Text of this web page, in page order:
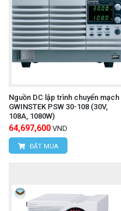
Nguồn DC lập trình chuyển mạch
GWINSTEK PSW 30-108 (30V,
108A, 1080W)
64,697,600 VND
ĐẶT MUA